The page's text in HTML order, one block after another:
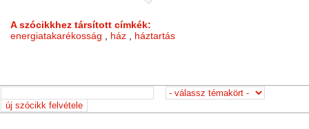
A szócikkhez társított címkék:
energiatakarékosság , ház , háztartás